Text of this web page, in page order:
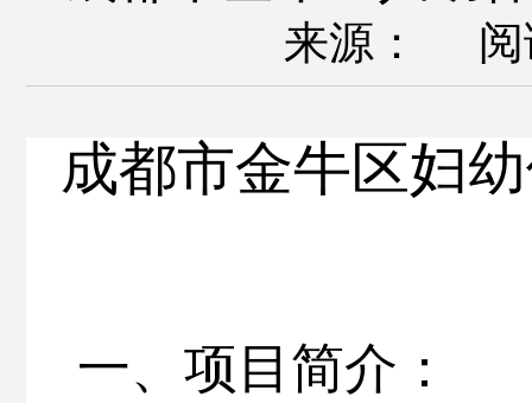
来源： 阅
成都市金牛区妇
一、项目简介：